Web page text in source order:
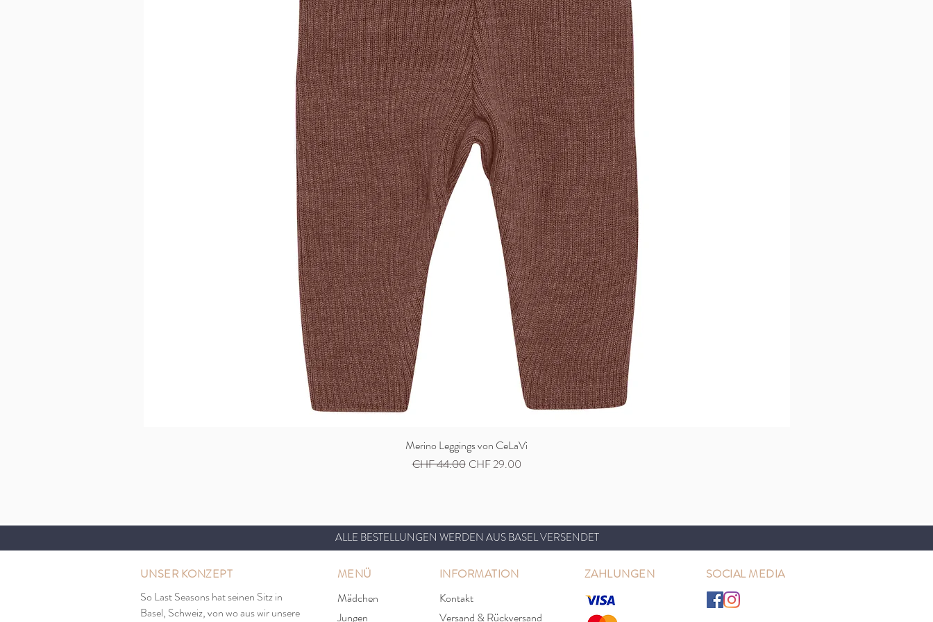
Schnellansicht
Merino Leggings von CeLaVi
Standardpreis
CHF 44.00 Sale-Preis
CHF 29.00
ALLE BESTELLUNGEN WERDEN AUS BASEL VERSENDET
UNSER KONZEPT
So Last Seasons hat seinen Sitz in
Basel, Schweiz, von wo aus wir unsere
MENÜ
INFORMATION
Mädchen
Jungen
Kontakt
Versand & Rückversand
SOCIAL MEDIA
ZAHLUNGEN